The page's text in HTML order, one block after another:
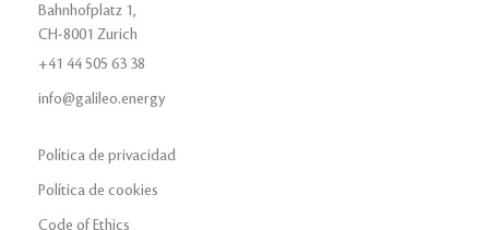
Bahnhofplatz 1,
CH-8001 Zurich
+41 44 505 63 38
info@galileo.energy
Política de privacidad
Política de cookies
Code of Ethics